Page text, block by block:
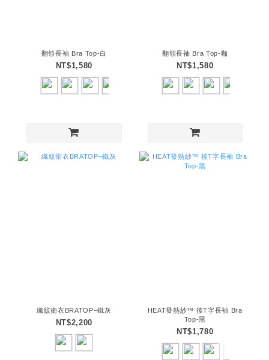
翻領長袖 Bra Top-白
NT$1,580
翻領長袖 Bra Top-咖
NT$1,580
織紋衛衣BRATOP–鐵灰
NT$2,200
HEAT發熱紗™ 後T字長袖 Bra
Top-黑
NT$1,780